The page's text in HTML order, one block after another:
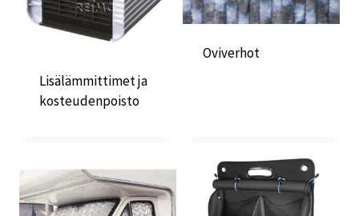
Lisälämmittimet ja
kosteudenpoisto
Oviverhot